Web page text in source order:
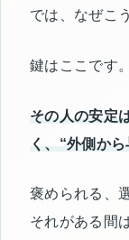
では、なぜこ
鍵はここです。
その人の安定
く、“外側か
褒められる、
それがある間